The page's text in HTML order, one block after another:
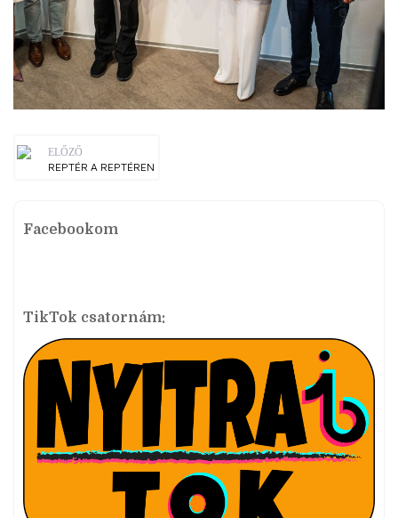
ELŐZŐ
REPTÉR A REPTÉREN
Facebookom
TikTok csatornám: